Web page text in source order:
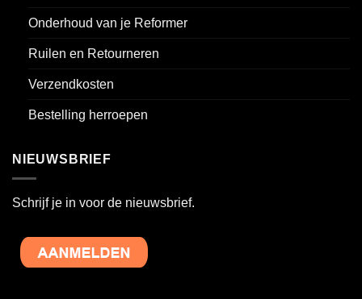
Onderhoud van je Reformer
Ruilen en Retourneren
Verzendkosten
Bestelling herroepen
NIEUWSBRIEF
Schrijf je in voor de nieuwsbrief.